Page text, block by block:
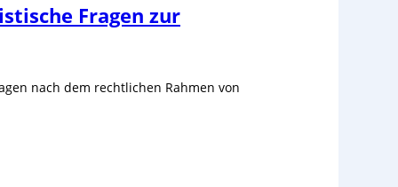
Fragen zur
nach dem rechtlichen Rahmen von